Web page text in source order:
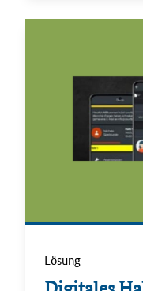
Lösung
.